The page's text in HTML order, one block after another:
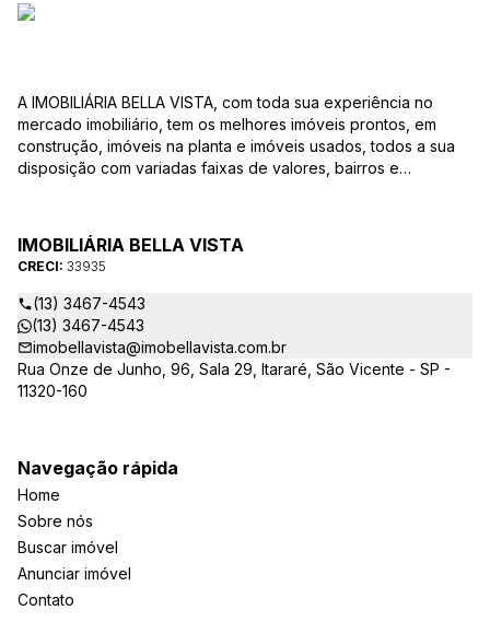
A IMOBILIÁRIA BELLA VISTA, com toda sua experiência no
mercado imobiliário, tem os melhores imóveis prontos, em
construção, imóveis na planta e imóveis usados, todos a sua
disposição com variadas faixas de valores, bairros e
ao CRECI-EE – estarão sempre prontos para responder-lhe
todas as suas dúvidas sobre casas, apartamentos, terrenos,
salas comerciais e outros produtos imobiliários.
IMOBILIÁRIA BELLA VISTA
CRECI: 33935
(13) 3467-4543
(13) 3467-4543
imobellavista@imobellavista.com.br
Rua Onze de Junho, 96, Sala 29, Itararé, São Vicente - SP -
11320-160
Navegação rápida
Home
Sobre nós
Buscar imóvel
Anunciar imóvel
Contato